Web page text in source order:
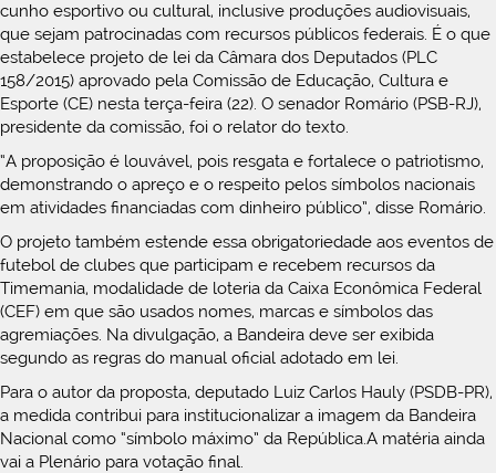
cunho esportivo ou cultural, inclusive produções audiovisuais,
que sejam patrocinadas com recursos públicos federais. É o que
estabelece projeto de lei da Câmara dos Deputados (PLC
158/2015) aprovado pela Comissão de Educação, Cultura e
Esporte (CE) nesta terça-feira (22). O senador Romário (PSB-RJ),
presidente da comissão, foi o relator do texto.
“A proposição é louvável, pois resgata e fortalece o patriotismo,
demonstrando o apreço e o respeito pelos símbolos nacionais
em atividades financiadas com dinheiro público”, disse Romário.
O projeto também estende essa obrigatoriedade aos eventos de
futebol de clubes que participam e recebem recursos da
Timemania, modalidade de loteria da Caixa Econômica Federal
(CEF) em que são usados nomes, marcas e símbolos das
agremiações. Na divulgação, a Bandeira deve ser exibida
segundo as regras do manual oficial adotado em lei.
Para o autor da proposta, deputado Luiz Carlos Hauly (PSDB-PR),
a medida contribui para institucionalizar a imagem da Bandeira
Nacional como “símbolo máximo” da República.A matéria ainda
vai a Plenário para votação final.